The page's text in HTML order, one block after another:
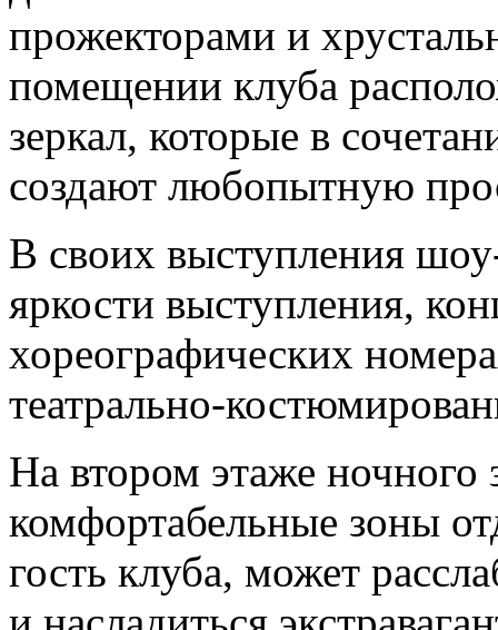
прожекторами и
помещении клуба
зеркал, которые в
создают любопытную
В своих выступления
яркости выступления,
хореографических
театрально-
На втором этаже ночного
комфортабельные зоны
гость клуба, может